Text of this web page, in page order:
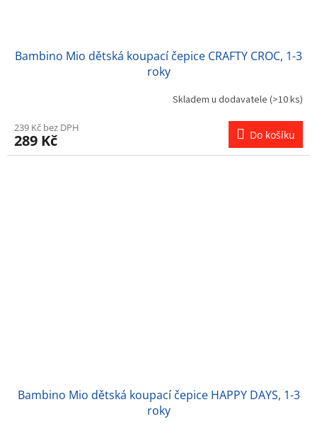
Bambino Mio dětská koupací čepice CRAFTY CROC, 1-3
roky
Skladem u dodavatele (>10 ks)
239 Kč bez DPH
289 Kč Do košíku
Bambino Mio dětská koupací čepice HAPPY DAYS, 1-3
roky